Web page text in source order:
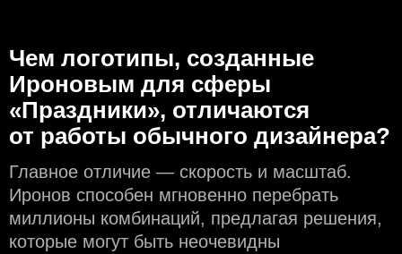
Чем логотипы, созданные
Ироновым для сферы
«Праздники», отличаются
от работы обычного дизайнера?
Главное отличие — скорость и масштаб.
Иронов способен мгновенно перебрать
миллионы комбинаций, предлагая решения,
которые могут быть неочевидны